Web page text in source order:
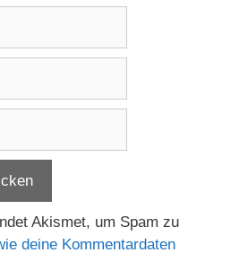
Akismet, um Spam zu
deine Kommentardaten